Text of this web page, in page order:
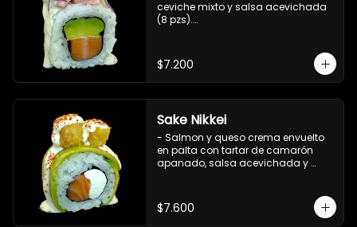
ceviche mixto y salsa acevichada
(8 pzs).
$7.200
Sake Nikkei
- Salmon y queso crema envuelto
en palta con tartar de camarón
apanado, salsa acevichada y
$7.600